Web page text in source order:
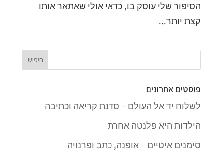
הסיפור שלי עוסק בו, כדאי אולי שאתאר אותו
קצת יותר...
פוסטים אחרונים
לשלוח יד אל העולם – סדנת קריאה וכתיבה
הילדות היא פלנטה אחרת
סימנים איטיים – אופנה, כתב ופרנויה